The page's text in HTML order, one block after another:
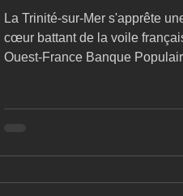
La Trinité-sur-Mer s'apprête
cœur battant de la voile
Ouest-France Banque
comme sur l’eau.